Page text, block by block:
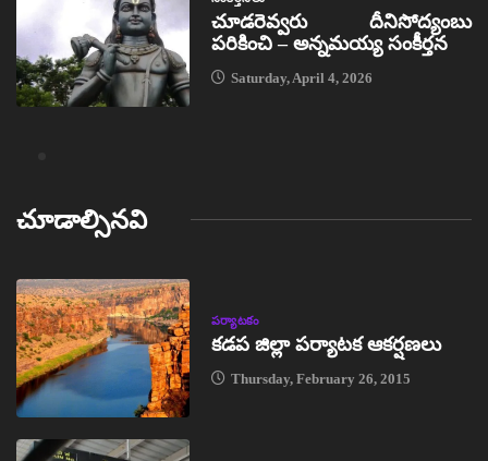
చూడరెవ్వరు దీనిసోద్యంబు
పరికించి – అన్నమయ్య సంకీర్తన
Saturday, April 4, 2026
చూడాల్సినవి
పర్యాటకం
కడప జిల్లా పర్యాటక ఆకర్షణలు
Thursday, February 26, 2015